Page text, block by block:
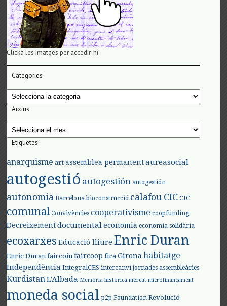
Clicka les imatges per accedir-hi
Categories
Categories
Arxius
Arxius
Etiquetes
anarquisme art assemblea permanent aureasocial
autogestió autogestión autogestión
autonomia Barcelona bioconstrucció calafouCIC CIC
comunal Convivències cooperativisme coopfunding
Decreixement documental economia economia solidària
ecoxarxes Educació lliure Enric Duran
Enric Duran faircoin faircoop fira Girona habitatge
Independència IntegralCES intercanvi jornades assembleàries
KurdistanL'Albada Memòria històrica mercat microfinançament
moneda social p2p Foundation Revolució